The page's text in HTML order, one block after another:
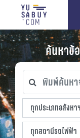
ค้นหาข้
พิมพ์ค้นหาจาก
ทุกประเภทอสังห
ทุกประเภทอสังหาฯ
sproperty
ทุกทำเลที่ตั้ง
ทุกสถานีรถไฟฟ้า
ทุกสถานีรถไฟฟ้า
ทุกช่วงราคา